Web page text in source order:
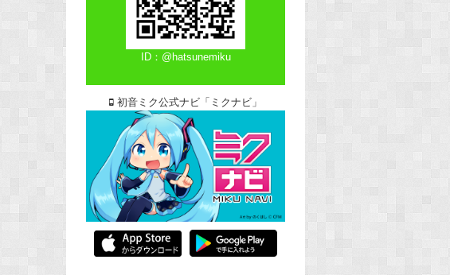
ID：@hatsunemiku
初音ミク公式ナビ「ミクナビ」